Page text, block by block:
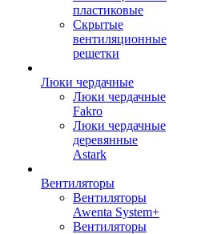
пластиковые
Скрытые
вентиляционные
решетки
Люки чердачные
Люки чердачные
Fakro
Люки чердачные
деревянные
Astark
Вентиляторы
Вентиляторы
Awenta System+
Вентиляторы